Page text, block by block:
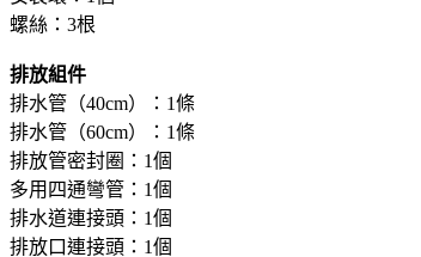
螺絲：3根
排放組件
排水管（40cm）：1條
排水管（60cm）：1條
排放管密封圈：1個
多用四通彎管：1個
排水道連接頭：1個
排放口連接頭：1個